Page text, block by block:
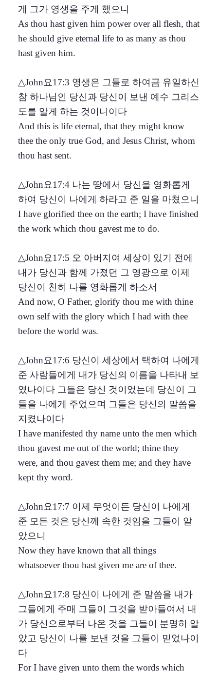
게 그가 영생을 주게 했으니
As thou hast given him power over all flesh, that
he should give eternal life to as many as thou
hast given him.
△John요17:3 영생은 그들로 하여금 유일하신
참 하나님인 당신과 당신이 보낸 예수 그리스
도를 알게 하는 것이니이다
And this is life eternal, that they might know
thee the only true God, and Jesus Christ, whom
thou hast sent.
△John요17:4 나는 땅에서 당신을 영화롭게
하여 당신이 나에게 하라고 준 일을 마쳤으니
I have glorified thee on the earth; I have finished
the work which thou gavest me to do.
△John요17:5 오 아버지여 세상이 있기 전에
내가 당신과 함께 가졌던 그 영광으로 이제
당신이 친히 나를 영화롭게 하소서
And now, O Father, glorify thou me with thine
own self with the glory which I had with thee
before the world was.
△John요17:6 당신이 세상에서 택하여 나에게
준 사람들에게 내가 당신의 이름을 나타내 보
였나이다 그들은 당신 것이었는데 당신이 그
들을 나에게 주었으며 그들은 당신의 말씀을
지켰나이다
I have manifested thy name unto the men which
thou gavest me out of the world; thine they
were, and thou gavest them me; and they have
kept thy word.
△John요17:7 이제 무엇이든 당신이 나에게
준 모든 것은 당신께 속한 것임을 그들이 알
았으니
Now they have known that all things
whatsoever thou hast given me are of thee.
△John요17:8 당신이 나에게 준 말씀을 내가
그들에게 주매 그들이 그것을 받아들여서 내
가 당신으로부터 나온 것을 그들이 분명히 알
았고 당신이 나를 보낸 것을 그들이 믿었나이
다
For I have given unto them the words which